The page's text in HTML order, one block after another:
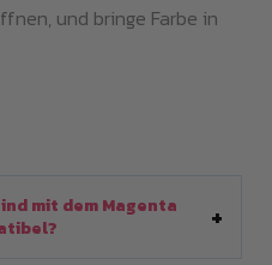
und bringe Farbe in
mit dem Magenta